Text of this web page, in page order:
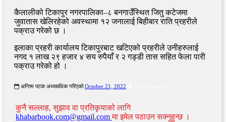
कैलालीको टिकापुर नगरपालिका–८ बनगाउँस्थित जितु कटेजमा
जुवातास खेलिरहेको अवस्थामा १२ जनालाई बिहीबार राति प्रहरीले
पक्राउ गरेको छ ।
इलाका प्रहरी कार्यालय टिकापुरबाट खटिएको प्रहरीले उनीहरुलाई
नगद १ लाख २९ हजार ४ सय रुपैयाँ र २ गड्डी तास सहित फेला पारी
पक्राउ गरेको हो ।
अन्तिम पटक अध्यावधिक गरिएको October 21, 2022
कुनै सल्लाह, सुझाव वा प्रतिकृयाको लागि
khabarbook.com@gmail.comमा इमेल पठाउन सक्नुहुन्छ ।